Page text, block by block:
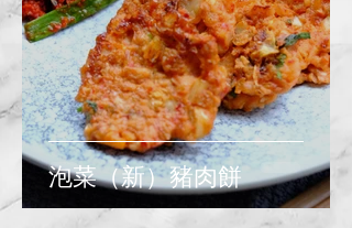
泡菜（新）豬肉餅